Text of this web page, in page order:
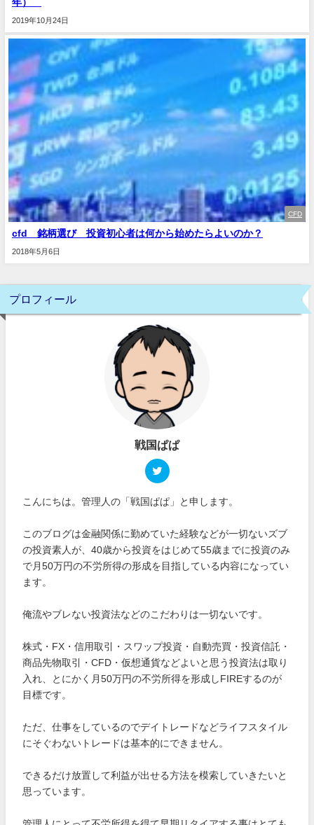
年）
2019年10月24日
CFD
cfd 銘柄選び 投資初心者は何から始めたらよいのか？
2018年5月6日
プロフィール
戦国ぱぱ
こんにちは。管理人の「戦国ぱぱ」と申します。
このブログは金融関係に勤めていた経験などが一切ないズブ
の投資素人が、40歳から投資をはじめて55歳までに投資のみ
で月50万円の不労所得の形成を目指している内容になってい
ます。
俺流やブレない投資法などのこだわりは一切ないです。
株式・FX・信用取引・スワップ投資・自動売買・投資信託・
商品先物取引・CFD・仮想通貨などよいと思う投資法は取り
入れ、とにかく月50万円の不労所得を形成しFIREするのが
目標です。
ただ、仕事をしているのでデイトレードなどライフスタイル
にそぐわないトレードは基本的にできません。
できるだけ放置して利益が出せる方法を模索していきたいと
思っています。